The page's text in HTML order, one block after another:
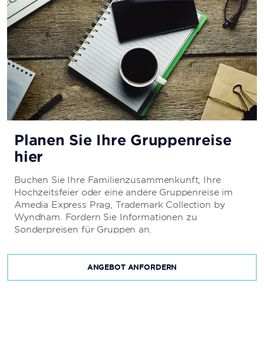
Planen Sie Ihre Gruppenreise
hier
Buchen Sie Ihre Familienzusammenkunft, Ihre
Hochzeitsfeier oder eine andere Gruppenreise im
Amedia Express Prag, Trademark Collection by
Wyndham. Fordern Sie Informationen zu
Sonderpreisen für Gruppen an.
ANGEBOT ANFORDERN